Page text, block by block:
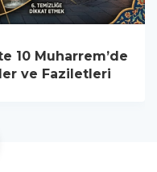
10 Muharrem’de
ve Faziletleri